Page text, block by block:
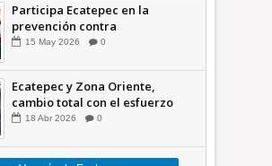
Participa Ecatepec en la
prevención contra
inundaciones en el Valle de
15 May 2026 0
Ecatepec y Zona Oriente,
cambio total con el esfuerzo
conjunto: Azucena; retiran 21
18 Abr 2026 0